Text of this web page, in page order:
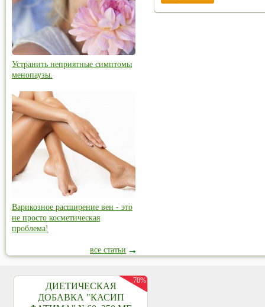
Устранить неприятные симптомы
менопаузы.
Варикозное расширение вен - это
не просто косметическая
проблема!
все статьи
ДИЕТИЧЕСКАЯ
ДОБАВКА "КАСИП
70%